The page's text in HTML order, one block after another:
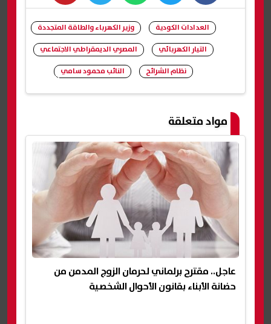
facebook
twitter
whats
شارك
العدادات الكودية
وزير الكهرباء والطاقة المتجددة
التيار الكهربائي
المصري الديمقراطي الاجتماعي
نظام الشرائح
النائب محمود سامي
مواد متعلقة
عاجل.. مقترح برلماني لحرمان الزوج المدمن من
حضانة الأبناء بقانون الأحوال الشخصية